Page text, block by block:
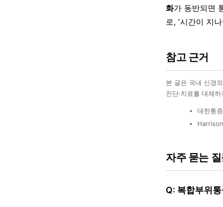
화가 동반되면
로, '시간이 지
참고 근거
본 글은 국내 신경
진단·치료를 대체
대한통
자주 묻는
Q: 복합부위